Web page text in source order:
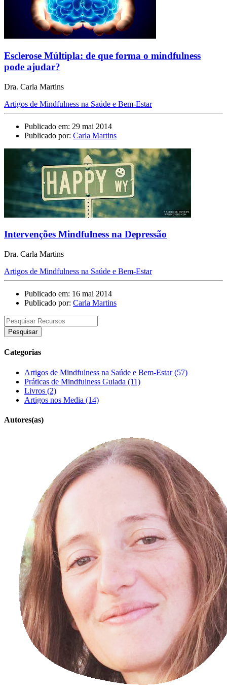
Esclerose Múltipla: de que forma o mindfulness
pode ajudar?
Dra. Carla Martins
Artigos de Mindfulness na Saúde e Bem-Estar
Publicado em: 29 mai 2014
Publicado por: Carla Martins
Intervenções Mindfulness na Depressão
Dra. Carla Martins
Artigos de Mindfulness na Saúde e Bem-Estar
Publicado em: 16 mai 2014
Publicado por: Carla Martins
Pesquisar
Categorias
Artigos de Mindfulness na Saúde e Bem-Estar (57)
Práticas de Mindfulness Guiada (11)
Livros (2)
Artigos nos Media (14)
Autores(as)